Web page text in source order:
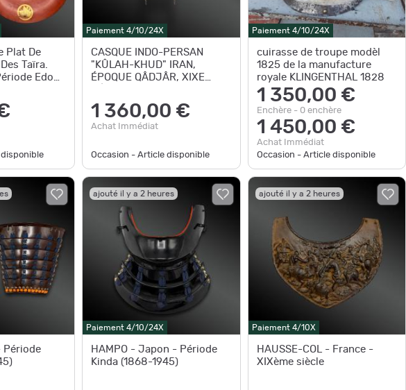
Plat De
Taïra.
Edo
Paiement 4/10/24X
CASQUE INDO-PERSAN
"KÛLAH-KHUD" IRAN,
ÉPOQUE QÂDJÂR, XIXE
1 360,00 €
Achat Immédiat
Occasion - Article disponible
Paiement 4/10/24X
cuirasse de troupe modèl
1825 de la manufacture
royale KLINGENTHAL 1828
1 350,00 €
Enchère - 0 enchère
1 450,00 €
Achat Immédiat
Occasion - Article disponible
Période
ajouté il y a 2 heures
Paiement 4/10/24X
HAMPO - Japon - Période
Kinda (1868-1945)
ajouté il y a 2 heures
Paiement 4/10X
HAUSSE-COL - France -
XIXème siècle